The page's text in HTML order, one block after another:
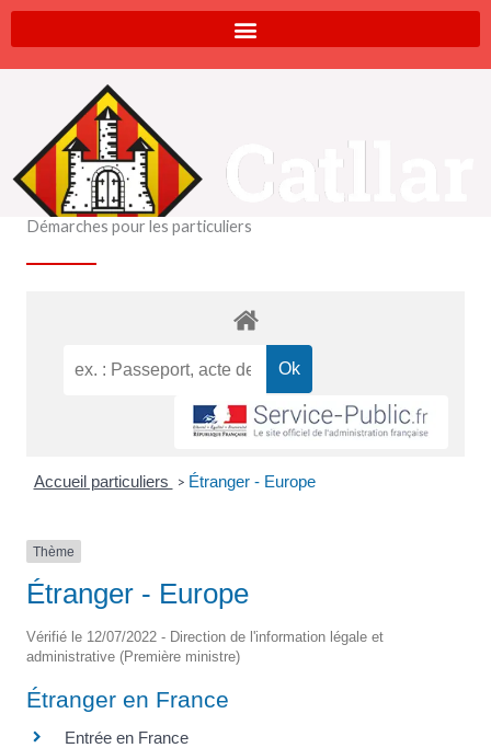
Aller
au
contenu
Démarches pour les particuliers
Accueil particuliers > Étranger - Europe
Thème
Étranger - Europe
Vérifié le 12/07/2022 - Direction de l'information légale et
administrative (Première ministre)
Étranger en France
Entrée en France